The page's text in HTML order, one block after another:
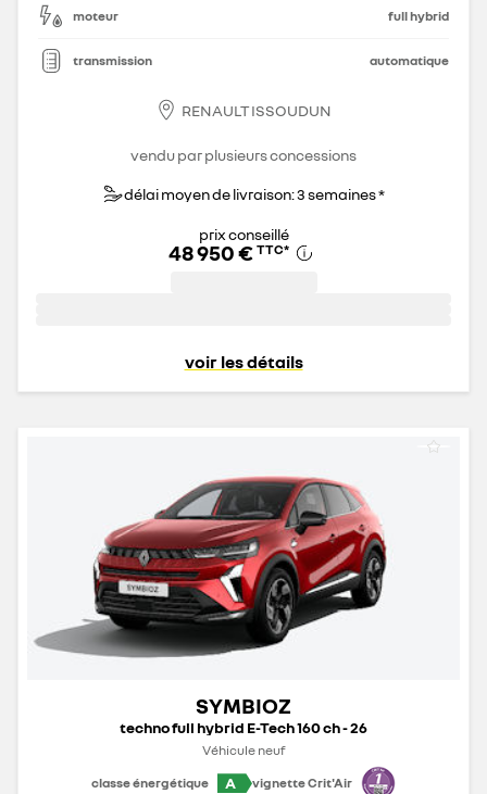
moteur full hybrid
transmission automatique
RENAULT ISSOUDUN
vendu par plusieurs concessions
délai moyen de livraison: 3 semaines *
prix conseillé
48 950 € TTC*
voir les détails
SYMBIOZ
techno full hybrid E-Tech 160 ch - 26
Véhicule neuf
classe énergétique
A vignette Crit'Air